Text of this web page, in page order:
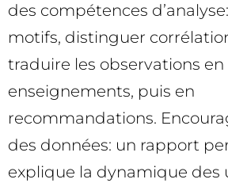
des compétences
motifs, distinguer
traduire les observations en
enseignements, puis en
recommandations.
des données: un rapport
explique la dynamique des